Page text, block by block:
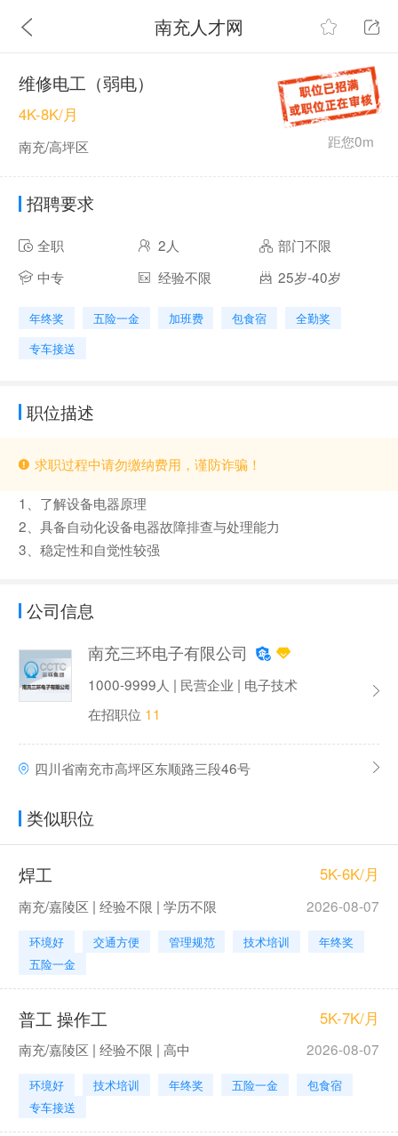
南充人才网
维修电工（弱电）
距您0m
4K-8K/月
南充/高坪区
招聘要求
全职 2人
部门不限
中专
经验不限 25岁-40岁
年终奖 五险一金 加班费 包食宿
全勤奖
专车接送
职位描述
求职过程中请勿缴纳费用，谨防诈骗！
1、了解设备电器原理
2、具备自动化设备电器故障排查与处理能力
3、稳定性和自觉性较强
公司信息
南充三环电子有限公司
1000-9999人 | 民营企业 | 电子技术
在招职位 11
四川省南充市高坪区东顺路三段46号
类似职位
焊工 5K-6K/月
南充/嘉陵区 | 经验不限 | 学历不限 2026-08-07
环境好 交通方便 管理规范 技术培训
年终奖
五险一金
普工 操作工 5K-7K/月
南充/嘉陵区 | 经验不限 | 高中 2026-08-07
环境好 技术培训 年终奖 五险一金
包食宿
专车接送